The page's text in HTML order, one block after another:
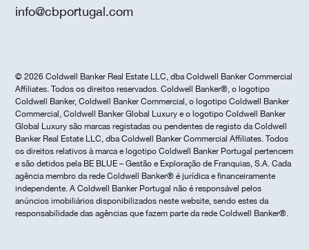
info@cbportugal.com
© 2026 Coldwell Banker Real Estate LLC, dba Coldwell Banker Commercial
Affiliates. Todos os direitos reservados. Coldwell Banker®, o logotipo
Coldwell Banker, Coldwell Banker Commercial, o logotipo Coldwell Banker
Commercial, Coldwell Banker Global Luxury e o logotipo Coldwell Banker
Global Luxury são marcas registadas ou pendentes de registo da Coldwell
Banker Real Estate LLC, dba Coldwell Banker Commercial Affiliates. Todos
os direitos relativos à marca e logotipo Coldwell Banker Portugal pertencem
e são detidos pela BE BLUE – Gestão e Exploração de Franquias, S.A. Cada
agência membro da rede Coldwell Banker® é jurídica e financeiramente
independente. A Coldwell Banker Portugal não é responsável pelos
anúncios imobiliários disponibilizados neste website, sendo estes da
responsabilidade das agências que fazem parte da rede Coldwell Banker®.